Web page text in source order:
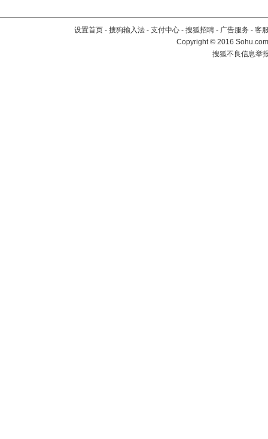
设置首页 - 搜狗输入法 - 支付中心 - 搜狐招聘 - 广告服务 - 客
Copyright©2016
搜狐不良信息举